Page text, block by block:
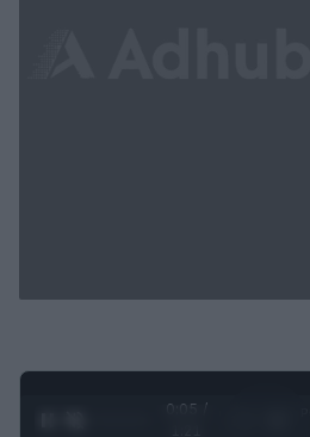
0:06 /